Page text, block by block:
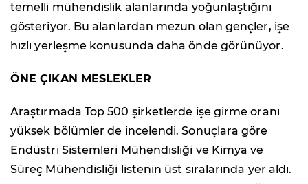
temelli mühendislik alanlarında yoğunlaştığını
gösteriyor. Bu alanlardan mezun olan gençler, işe
hızlı yerleşme konusunda daha önde görünüyor.
ÖNE ÇIKAN MESLEKLER
Araştırmada Top 500 şirketlerde işe girme oranı
yüksek bölümler de incelendi. Sonuçlara göre
Endüstri Sistemleri Mühendisliği ve Kimya ve
Süreç Mühendisliği listenin üst sıralarında yer aldı.